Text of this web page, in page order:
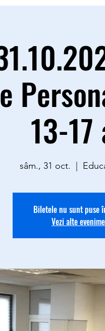
13-17
sâm., 31 oct.
Biletele nu sunt puse
Vezi alte